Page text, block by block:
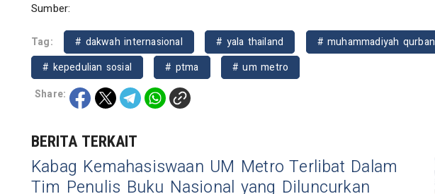
Sumber:
Tag: # dakwah internasional # yala thailand
# muhammadiyah qurban
# kepedulian sosial
# ptma
# um metro
Share:
BERITA TERKAIT
Kabag Kemahasiswaan UM Metro Terlibat Dalam
Tim Penulis Buku Nasional yang Diluncurkan